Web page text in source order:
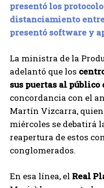
presentó los
distanciamiento
presentó software y
La ministra de la
adelantó que los
sus puertas al público
concordancia con el
Martín Vizcarra, quien
miércoles se debatirá
reapertura de estos
conglomerados.
En esa línea, el Real